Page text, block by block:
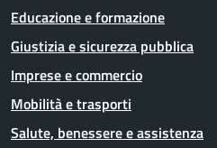
Educazione e formazione
Giustizia e sicurezza pubblica
Imprese e commercio
Mobilità e trasporti
Salute, benessere e assistenza